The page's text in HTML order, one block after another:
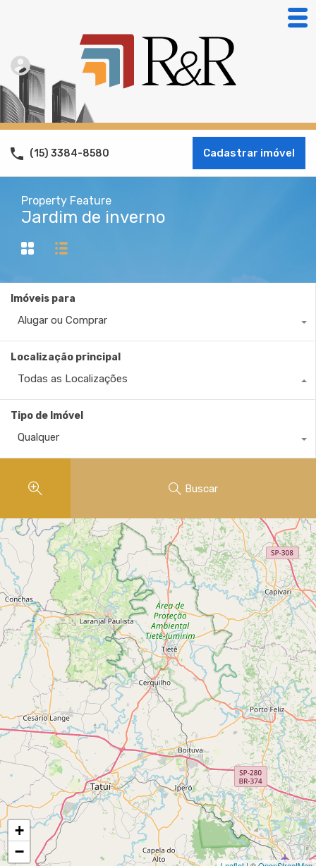
(15) 3384-8580 Cadastrar imóvel
Property Feature
Jardim de inverno
Imóveis para
Alugar ou Comprar
Localização principal
Todas as Localizações
Tipo de Imóvel
Qualquer
Buscar
+
−